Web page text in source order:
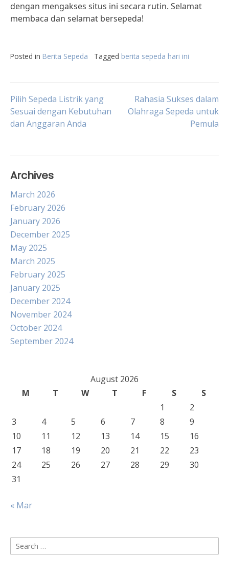
dengan mengakses situs ini secara rutin. Selamat
membaca dan selamat bersepeda!
Posted in Berita Sepeda Tagged berita sepeda hari ini
Post
navigation
Pilih Sepeda Listrik yang
Sesuai dengan Kebutuhan
dan Anggaran Anda
Rahasia Sukses dalam
Olahraga Sepeda untuk
Pemula
Archives
March 2026
February 2026
January 2026
December 2025
May 2025
March 2025
February 2025
January 2025
December 2024
November 2024
October 2024
September 2024
August 2026
M
T W T F S
S
1
2
3
4 5 6 7 8
9
10
11 12 13 14 15
16
17
18 19 20 21 22
23
24
25 26 27 28 29
30
31
« Mar
Search
for: